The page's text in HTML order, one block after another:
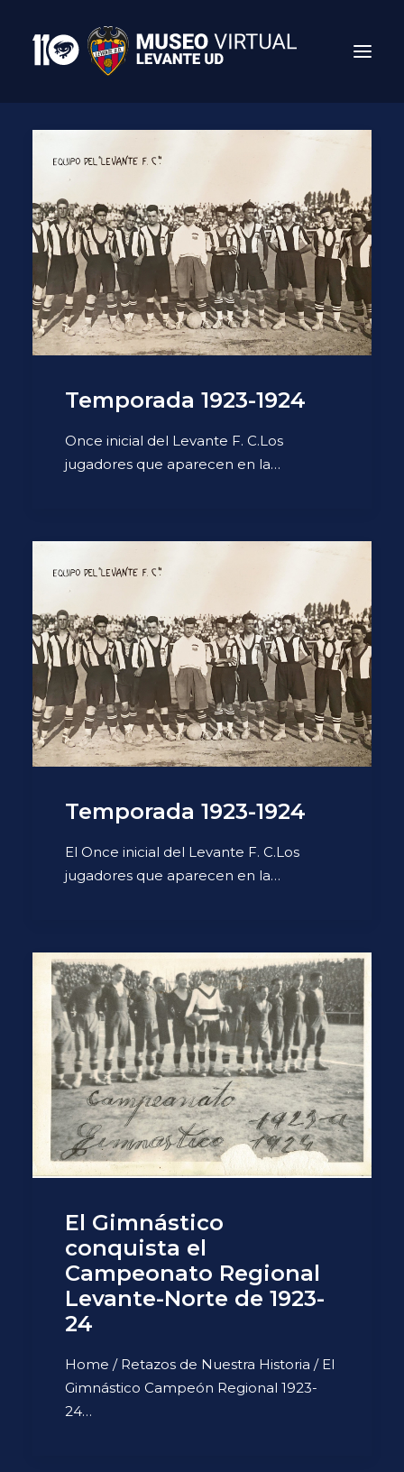
Search
Temporada 1923-1924
Once inicial del Levante F. C.Los
jugadores que aparecen en la…
Temporada 1923-1924
El Once inicial del Levante F. C.Los
jugadores que aparecen en la…
El Gimnástico
conquista el
Campeonato Regional
Levante-Norte de 1923-
24
Home / Retazos de Nuestra Historia / El
Gimnástico Campeón Regional 1923-
24…